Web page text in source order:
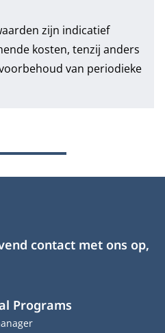
zijn indicatief
kosten, tenzij anders
van periodieke
contact met ons op,
Programs